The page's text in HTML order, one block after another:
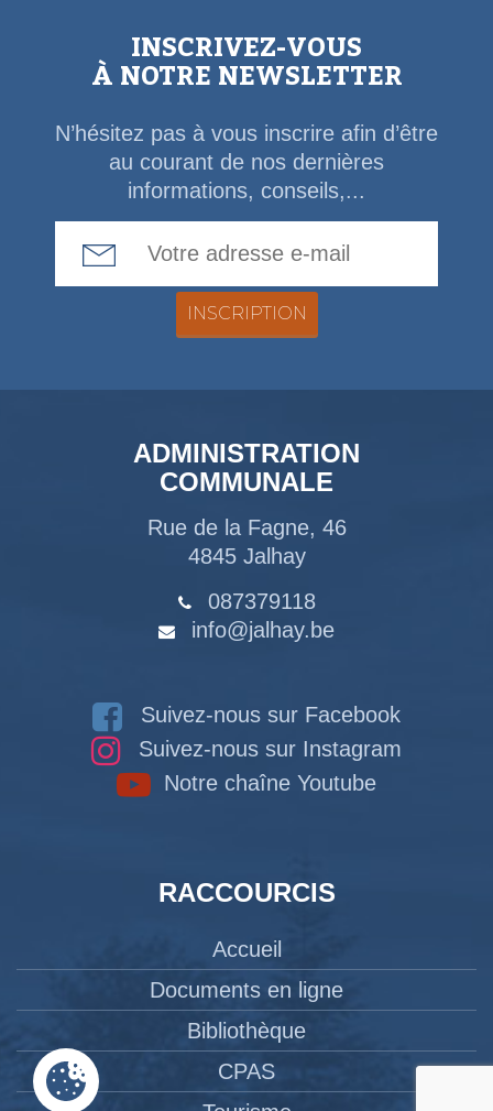
INSCRIVEZ-VOUS
À NOTRE NEWSLETTER
N’hésitez pas à vous inscrire afin d’être
au courant de nos dernières
informations, conseils,...
ADMINISTRATION
COMMUNALE
Rue de la Fagne, 46
4845 Jalhay
087379118
info@jalhay.be
Suivez-nous sur Facebook
Suivez-nous sur Instagram
Notre chaîne Youtube
RACCOURCIS
Accueil
Documents en ligne
Bibliothèque
CPAS